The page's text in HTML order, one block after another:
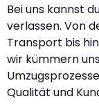
Bei uns kannst
verlassen. Von
Transport bis
wir kümmern
Qualität und